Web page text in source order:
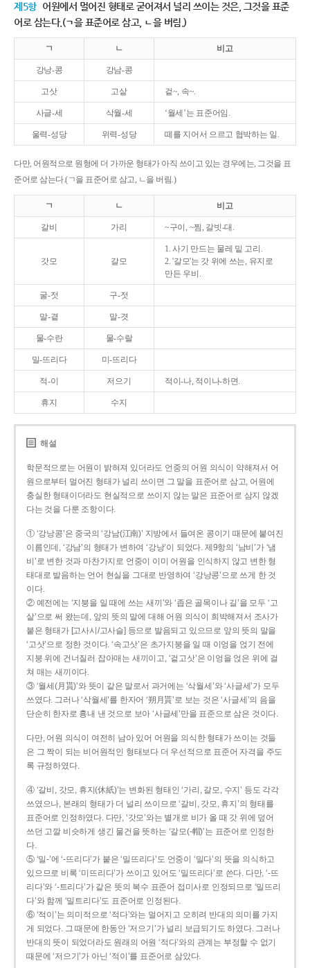
제5항 어원에서 멀어진 형태로 굳어져서 널리 쓰이는 것은, 그것을 표준
어로 삼는다.(ㄱ을 표준어로 삼고, ㄴ을 버림.)
ㄱ ㄴ 비고
강낭-콩 강남-콩
고삿 고샅 겉~, 속~.
사글-세 삭월-세 ‘월세’는 표준어임.
울력-성당 위력-성당 떼를 지어서 으르고 협박하는 일.
다만, 어원적으로 원형에 더 가까운 형태가 아직 쓰이고 있는 경우에는, 그것을 표
준어로 삼는다.(ㄱ을 표준어로 삼고, ㄴ을 버림.)
ㄱ ㄴ 비고
갈비 가리 ~구이, ~찜, 갈빗-대.
갓모 갈모
1. 사기 만드는 물레 밑 고리.
2. '갈모'는 갓 위에 쓰는, 유지로
만든 우비.
굴-젓 구-젓
말-곁 말-겻
물-수란 물-수랄
밀-뜨리다 미-뜨리다
적-이 저으기 적이-나, 적이나-하면.
휴지 수지
해설
학문적으로는 어원이 밝혀져 있더라도 언중의 어원 의식이 약해져서 어
원으로부터 멀어진 형태가 널리 쓰이면 그 말을 표준어로 삼고, 어원에
충실한 형태이더라도 현실적으로 쓰이지 않는 말은 표준어로 삼지 않겠
다는 것을 다룬 조항이다.
① ‘강낭콩’은 중국의 ‘강남(江南)’ 지방에서 들여온 콩이기 때문에 붙여진
이름인데, ‘강남’의 형태가 변하여 ‘강낭’이 되었다. 제9항의 ‘남비’가 ‘냄
비’로 변한 것과 마찬가지로 언중이 이미 어원을 인식하지 않고 변한 형
태대로 발음하는 언어 현실을 그대로 반영하여 ‘강낭콩’으로 쓰게 한 것
이다.
② 예전에는 ‘지붕을 일 때에 쓰는 새끼’와 ‘좁은 골목이나 길’을 모두 ‘고
샅’으로 써 왔는데, 앞의 뜻의 말에 대해 어원 의식이 희박해져서 조사가
붙은 형태가 [고사시/고사슬] 등으로 발음되고 있으므로 앞의 뜻의 말을
‘고삿’으로 정한 것이다. ‘속고삿’은 초가지붕을 일 때 이엉을 얹기 전에
지붕 위에 건너질러 잡아매는 새끼이고, ‘겉고삿’은 이엉을 얹은 위에 걸
쳐 매는 새끼이다.
③ ‘월세(月貰)’와 뜻이 같은 말로서 과거에는 ‘삭월세’와 ‘사글세’가 모두
쓰였다. 그러나 ‘삭월세’를 한자어 ‘朔月貰’로 보는 것은 ‘사글세’의 음을
단순히 한자로 흉내 낸 것으로 보아 ‘사글세’만을 표준으로 삼은 것이다.
다만, 어원 의식이 여전히 남아 있어 어원을 의식한 형태가 쓰이는 것들
은 그 짝이 되는 비어원적인 형태보다 더 우선적으로 표준어 자격을 주도
록 규정하였다.
④ ‘갈비, 갓모, 휴지(休紙)’는 변화된 형태인 ‘가리, 갈모, 수지’ 등도 각각
쓰였으나, 본래의 형태가 더 널리 쓰이므로 ‘갈비, 갓모, 휴지’의 형태를
표준어로 인정하였다. 다만, ‘갓모’와는 별개로 비가 올 때 갓 위에 덮어
쓰던 고깔 비슷하게 생긴 물건을 뜻하는 ‘갈모(-帽)’는 표준어로 인정한
다.
⑤ ‘밀-’에 ‘-뜨리다’가 붙은 ‘밀뜨리다’도 언중이 ‘밀다’의 뜻을 의식하고
있으므로 비록 ‘미뜨리다’가 쓰이고 있어도 ‘밀뜨리다’로 쓴다. 다만, ‘-뜨
리다’와 ‘-트리다’가 같은 뜻의 복수 표준어 접미사로 인정되므로 ‘밀뜨리
다’와 함께 ‘밀트리다’도 표준어로 인정된다.
⑥ ‘적이’는 의미적으로 ‘적다’와는 멀어지고 오히려 반대의 의미를 가지
게 되었다. 그 때문에 한동안 ‘저으기’가 널리 보급되기도 하였다. 그러나
반대의 뜻이 되었더라도 원래의 어원 ‘적다’와의 관계는 부정할 수 없기
때문에 ‘저으기’가 아닌 ‘적이’를 표준어로 삼았다.